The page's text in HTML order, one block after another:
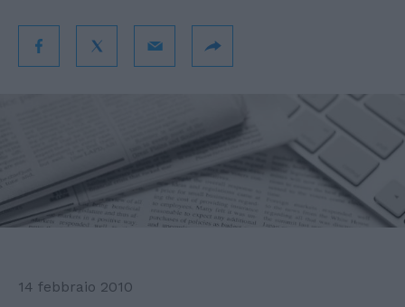
14 febbraio 2010